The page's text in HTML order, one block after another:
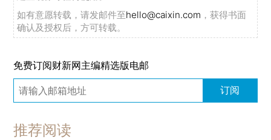
如有意愿转载，请发邮件至hello@caixin.com ，获得书面
确认及授权后，方可转载。
免费订阅财新网主编精选版电邮
订阅
推荐阅读